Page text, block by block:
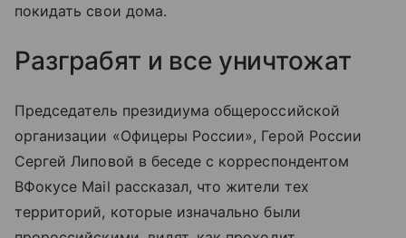
покидать свои дома.
Разграбят и все уничтожат
Председатель президиума общероссийской
организации «Офицеры России», Герой России
Сергей Липовой в беседе с корреспондентом
ВФокусе Mail рассказал, что жители тех
территорий, которые изначально были